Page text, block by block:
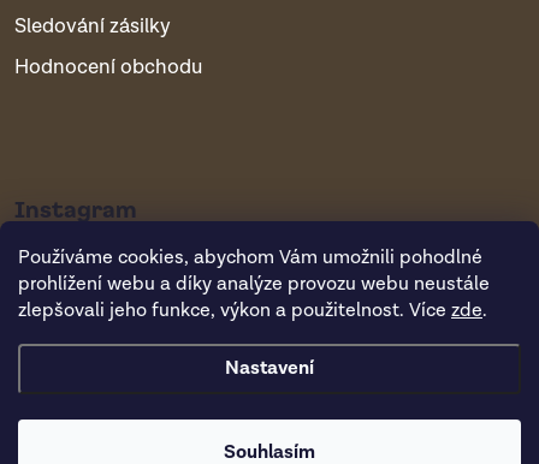
Používáme cookies, abychom Vám umožnili pohodlné
prohlížení webu a díky analýze provozu webu neustále
zlepšovali jeho funkce, výkon a použitelnost. Více zde.
Nastavení
Souhlasím
Sledování zásilky
Hodnocení obchodu
Instagram
Copyright 2026Vsepropejska.cz. Všechna práva vyhrazena.